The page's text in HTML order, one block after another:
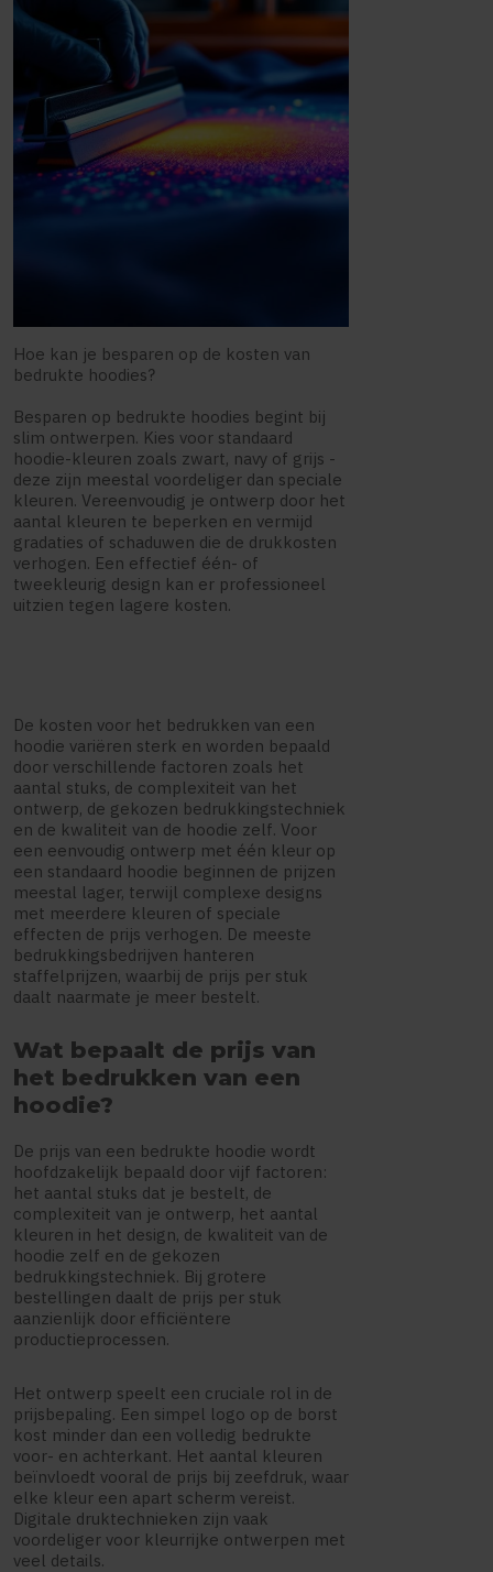
Hoe kan je besparen op de kosten van
bedrukte hoodies?
Besparen op bedrukte hoodies begint bij
slim ontwerpen. Kies voor standaard
hoodie-kleuren zoals zwart, navy of grijs -
deze zijn meestal voordeliger dan speciale
kleuren. Vereenvoudig je ontwerp door het
aantal kleuren te beperken en vermijd
gradaties of schaduwen die de drukkosten
verhogen. Een effectief één- of
tweekleurig design kan er professioneel
uitzien tegen lagere kosten.
De kosten voor het bedrukken van een
hoodie variëren sterk en worden bepaald
door verschillende factoren zoals het
aantal stuks, de complexiteit van het
ontwerp, de gekozen bedrukkingstechniek
en de kwaliteit van de hoodie zelf. Voor
een eenvoudig ontwerp met één kleur op
een standaard hoodie beginnen de prijzen
meestal lager, terwijl complexe designs
met meerdere kleuren of speciale
effecten de prijs verhogen. De meeste
bedrukkingsbedrijven hanteren
staffelprijzen, waarbij de prijs per stuk
daalt naarmate je meer bestelt.
Wat bepaalt de prijs van
het bedrukken van een
hoodie?
De prijs van een bedrukte hoodie wordt
hoofdzakelijk bepaald door vijf factoren:
het aantal stuks dat je bestelt, de
complexiteit van je ontwerp, het aantal
kleuren in het design, de kwaliteit van de
hoodie zelf en de gekozen
bedrukkingstechniek. Bij grotere
bestellingen daalt de prijs per stuk
aanzienlijk door efficiëntere
productieprocessen.
Het ontwerp speelt een cruciale rol in de
prijsbepaling. Een simpel logo op de borst
kost minder dan een volledig bedrukte
voor- en achterkant. Het aantal kleuren
beïnvloedt vooral de prijs bij zeefdruk, waar
elke kleur een apart scherm vereist.
Digitale druktechnieken zijn vaak
voordeliger voor kleurrijke ontwerpen met
veel details.